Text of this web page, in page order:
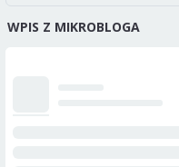
WPIS Z MIKROBLOGA